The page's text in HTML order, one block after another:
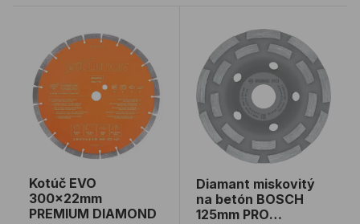
Kotúč EVO 300x22mm PREMIUM DIAMOND
Kotúč EVO
300x22mm
PREMIUM DIAMOND
Diamant miskovitý na
Diamant miskovitý
na betón BOSCH
125mm PRO